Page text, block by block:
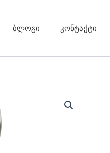
ბლოგი კონტაქტი